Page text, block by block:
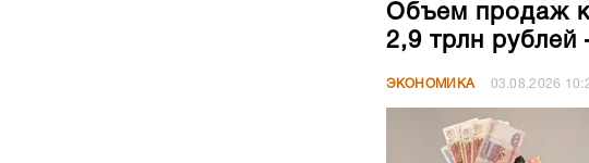
Объем продаж
2,9 трлн
ЭКОНОМИКА 03.08.2026